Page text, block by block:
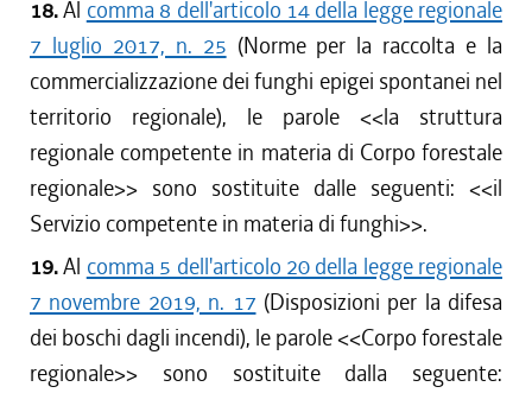
18.Al comma 8 dell'articolo 14 della legge regionale
7 luglio 2017, n. 25 (Norme per la raccolta e la
commercializzazione dei funghi epigei spontanei nel
territorio regionale), le parole <<la struttura
regionale competente in materia di Corpo forestale
regionale>> sono sostituite dalle seguenti: <<il
Servizio competente in materia di funghi>>.
19.Al comma 5 dell'articolo 20 della legge regionale
7 novembre 2019, n. 17 (Disposizioni per la difesa
dei boschi dagli incendi), le parole <<Corpo forestale
regionale>> sono sostituite dalla seguente: